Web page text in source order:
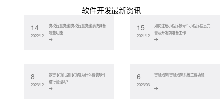
软件开发最新资讯
14
2022/12
党校智慧党建|党校智慧党建系统具备
哪些功能
15
2021/12
如何注册小程序帐号？小程序信息完
善及开发前准备工作
8
2023/12
数智眼镜门店|眼镜店为什么要装软件
进行管理呢？
6
2023/03
智慧婚庆|智慧婚庆系统主要功能